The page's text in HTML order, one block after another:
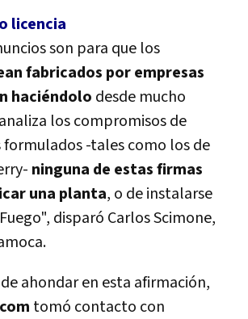
licencia
son para que los
fabricados por empresas
haciéndolo desde mucho
los compromisos de
-tales como los de
ninguna de estas firmas
una planta, o de instalarse
disparó Carlos Scimone,
ahondar en esta afirmación,
tomó contacto con